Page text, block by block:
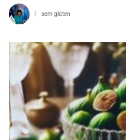
| sem glúten